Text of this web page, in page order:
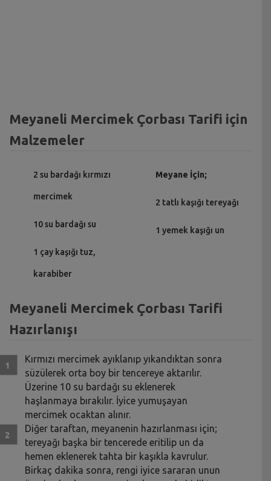
Meyaneli Mercimek Çorbası Tarifi için
Malzemeler
2 su bardağı kırmızı
mercimek
10 su bardağı su
1 çay kaşığı tuz,
karabiber
Meyane İçin;
2 tatlı kaşığı tereyağı
1 yemek kaşığı un
Meyaneli Mercimek Çorbası Tarifi
Hazırlanışı
Kırmızı mercimek ayıklanıp yıkandıktan sonra
süzülerek orta boy bir tencereye aktarılır.
Üzerine 10 su bardağı su eklenerek
haşlanmaya bırakılır. İyice yumuşayan
mercimek ocaktan alınır.
Diğer taraftan, meyanenin hazırlanması için;
tereyağı başka bir tencerede eritilip un da
hemen eklenerek tahta bir kaşıkla kavrulur.
Birkaç dakika sonra, rengi iyice sararan unun